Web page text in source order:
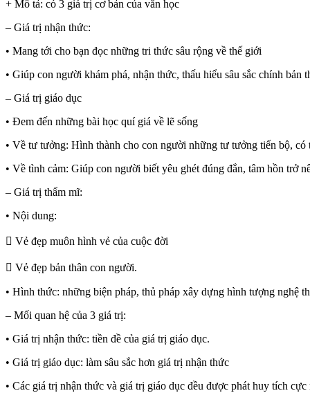
+ Mô tả: có 3 giá trị cơ bản của văn học
– Giá trị nhận thức:
• Mang tới cho bạn đọc những tri thức sâu rộng về thế giới
• Giúp con người khám phá, nhận thức, thấu hiểu sâu sắc chính bản
– Giá trị giáo dục
• Đem đến những bài học quí giá về lẽ sống
• Về tư tưởng: Hình thành cho con người những tư tưởng tiến bộ, có
• Về tình cảm: Giúp con người biết yêu ghét đúng đắn, tâm hồn trở
– Giá trị thẩm mĩ:
• Nội dung:
 Vẻ đẹp muôn hình vẻ của cuộc đời
 Vẻ đẹp bản thân con người.
• Hình thức: những biện pháp, thủ pháp xây dựng hình tượng nghệ
– Mối quan hệ của 3 giá trị:
• Giá trị nhận thức: tiền đề của giá trị giáo dục.
• Giá trị giáo dục: làm sâu sắc hơn giá trị nhận thức
• Các giá trị nhận thức và giá trị giáo dục đều được phát huy tích